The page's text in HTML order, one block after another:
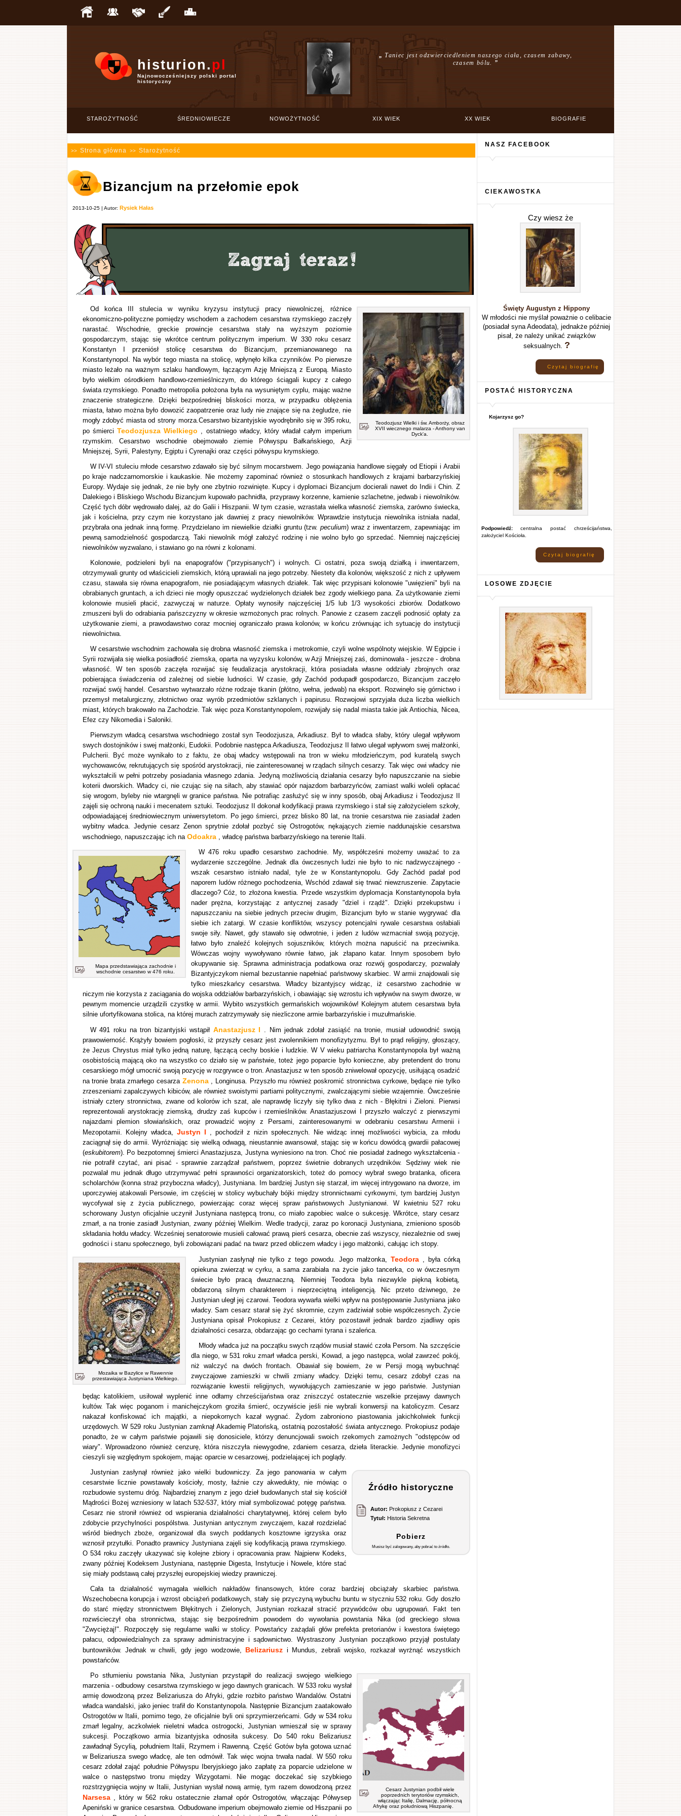
histurion.pl
Najnowocześniejszy polski portal
historyczny
„Taniec jest odzwierciedleniem naszego ciała, czasem zabawy,
czasem bólu.”
STAROŻYTNOŚĆ ŚREDNIOWIECZE NOWOŻYTNOŚĆ XIX WIEK XX WIEK BIOGRAFIE
>> Strona główna >> Starożytność
Bizancjum na przełomie epok
2013-10-25 | Autor: Rysiek Hałas
Teodozjusz Wielki i św. Amborży, obraz
XVII wiecznego malarza - Anthony van
Dyck'a.
Od końca III stulecia w wyniku kryzysu instytucji pracy niewolniczej, różnice
ekonomiczno-polityczne pomiędzy wschodem a zachodem cesarstwa rzymskiego zaczęły
narastać. Wschodnie, greckie prowincje cesarstwa stały na wyższym poziomie
gospodarczym, stając się wkrótce centrum politycznym imperium. W 330 roku cesarz
Konstantyn I przeniósł stolicę cesarstwa do Bizancjum, przemianowanego na
Konstantynopol. Na wybór tego miasta na stolicę, wpłynęło kilka czynników. Po pierwsze
miasto leżało na ważnym szlaku handlowym, łączącym Azję Mniejszą z Europą. Miasto
było wielkim ośrodkiem handlowo-rzemieślniczym, do którego ściągali kupcy z całego
świata rzymskiego. Ponadto metropolia położona była na wysuniętym cyplu, mając ważne
znaczenie strategiczne. Dzięki bezpośredniej bliskości morza, w przypadku oblężenia
miasta, łatwo można było dowozić zaopatrzenie oraz ludy nie znające się na żegludze, nie
mogły zdobyć miasta od strony morza.Cesarstwo bizantyjskie wyodrębniło się w 395 roku,
po śmierci Teodozjusza Wielkiego , ostatniego władcy, który władał całym imperium
rzymskim. Cesarstwo wschodnie obejmowało ziemie Półwyspu Bałkańskiego, Azji
Mniejszej, Syrii, Palestyny, Egiptu i Cyrenajki oraz części półwyspu krymskiego.
W IV-VI stuleciu młode cesarstwo zdawało się być silnym mocarstwem. Jego powiązania handlowe sięgały od Etiopii i Arabii
po kraje nadczarnomorskie i kaukaskie. Nie możemy zapominać również o stosunkach handlowych z krajami barbarzyńskiej
Europy. Wydaje się jednak, że nie były one zbytnio rozwinięte. Kupcy i dyplomaci Bizancjum docierali nawet do Indii i Chin. Z
Dalekiego i Bliskiego Wschodu Bizancjum kupowało pachnidła, przyprawy korzenne, kamienie szlachetne, jedwab i niewolników.
Część tych dóbr wędrowało dalej, aż do Galii i Hiszpanii. W tym czasie, wzrastała wielka własność ziemska, zarówno świecka,
jak i kościelna, przy czym nie korzystano jak dawniej z pracy niewolników. Wprawdzie instytucja niewolnika istniała nadal,
przybrała ona jednak inną formę. Przydzielano im niewielkie działki gruntu (tzw.peculium) wraz z inwentarzem, zapewniając im
pewną samodzielność gospodarczą. Taki niewolnik mógł założyć rodzinę i nie wolno było go sprzedać. Niemniej najczęściej
niewolników wyzwalano, i stawiano go na równi z kolonami.
Kolonowie, podzieleni byli na enapografów ("przypisanych") i wolnych. Ci ostatni, poza swoją działką i inwentarzem,
otrzymywali grunty od właścicieli ziemskich, którą uprawiali na jego potrzeby. Niestety dla kolonów, większość z nich z upływem
czasu, stawała się równa enapografom, nie posiadającym własnych działek. Tak więc przypisani kolonowie "uwięzieni" byli na
obrabianych gruntach, a ich dzieci nie mogły opuszczać wydzielonych działek bez zgody wielkiego pana. Za użytkowanie ziemi
kolonowie musieli płacić, zazwyczaj w naturze. Opłaty wynosiły najczęściej 1/5 lub 1/3 wysokości zbiorów. Dodatkowo
zmuszeni byli do odrabiania pańszczyzny w okresie wzmożonych prac rolnych. Panowie z czasem zaczęli podnosić opłaty za
użytkowanie ziemi, a prawodawstwo coraz mocniej ograniczało prawa kolonów, w końcu zrównując ich sytuację do instytucji
niewolnictwa.
W cesarstwie wschodnim zachowała się drobna własność ziemska i metrokomie, czyli wolne wspólnoty wiejskie. W Egipcie i
Syrii rozwijała się wielka posiadłość ziemska, oparta na wyzysku kolonów, w Azji Mniejszej zaś, dominowała - jeszcze - drobna
własność. W ten sposób zaczęła rozwijać się feudalizacja arystokracji, która posiadała własne oddziały zbrojnych oraz
pobierająca świadczenia od zależnej od siebie ludności. W czasie, gdy Zachód podupadł gospodarczo, Bizancjum zaczęło
rozwijać swój handel. Cesarstwo wytwarzało różne rodzaje tkanin (płótno, wełna, jedwab) na eksport. Rozwinęło się górnictwo i
przemysł metalurgiczny, złotnictwo oraz wyrób przedmiotów szklanych i papirusu. Rozwojowi sprzyjała duża liczba wielkich
miast, których brakowało na Zachodzie. Tak więc poza Konstantynopolem, rozwijały się nadal miasta takie jak Antiochia, Nicea,
Efez czy Nikomedia i Saloniki.
Pierwszym władcą cesarstwa wschodniego został syn Teodozjusza, Arkadiusz. Był to władca słaby, który ulegał wpływom
swych dostojników i swej małżonki, Eudokii. Podobnie następca Arkadiusza, Teodozjusz II łatwo ulegał wpływom swej małżonki,
Pulcherii. Być może wynikało to z faktu, że obaj władcy wstępowali na tron w wieku młodzieńczym, pod kuratelą swych
wychowawców, rekrutujących się spośród arystokracji, nie zainteresowanej w rządach silnych cesarzy. Tak więc owi władcy nie
wykształcili w pełni potrzeby posiadania własnego zdania. Jedyną możliwością działania cesarzy było napuszczanie na siebie
koterii dworskich. Władcy ci, nie czując się na siłach, aby stawiać opór najazdom barbarzyńców, zamiast walki woleli opłacać
się wrogom, byleby nie wtargnęli w granice państwa. Nie potrafiąc zasłużyć się w inny sposób, obaj Arkadiusz i Teodozjusz II
zajęli się ochroną nauki i mecenatem sztuki. Teodozjusz II dokonał kodyfikacji prawa rzymskiego i stał się założycielem szkoły,
odpowiadającej średniowiecznym uniwersytetom. Po jego śmierci, przez blisko 80 lat, na tronie cesarstwa nie zasiadał żaden
wybitny władca. Jedynie cesarz Zenon sprytnie zdołał pozbyć się Ostrogotów, nękających ziemie naddunajskie cesarstwa
wschodniego, napuszczając ich na Odoakra, władcę państwa barbarzyńskiego na terenie Italii.
Mapa przedstawiająca zachodnie i
wschodnie cesarstwo w 476 roku.
W 476 roku upadło cesarstwo zachodnie. My, współcześni możemy uważać to za
wydarzenie szczególne. Jednak dla ówczesnych ludzi nie było to nic nadzwyczajnego -
wszak cesarstwo istniało nadal, tyle że w Konstantynopolu. Gdy Zachód padał pod
naporem ludów różnego pochodzenia, Wschód zdawał się trwać niewzruszenie. Zapytacie
dlaczego? Cóż, to złożona kwestia. Przede wszystkim dyplomacja Konstantynopola była
nader prężna, korzystając z antycznej zasady "dziel i rządź". Dzięki przekupstwu i
napuszczaniu na siebie jednych przeciw drugim, Bizancjum było w stanie wygrywać dla
siebie ich zatargi. W czasie konfliktów, wszyscy potencjalni rywale cesarstwa osłabiali
swoje siły. Nawet, gdy stawało się odwrotnie, i jeden z ludów wzmacniał swoją pozycję,
łatwo było znaleźć kolejnych sojuszników, których można napuścić na przeciwnika.
Wówczas wojny wywoływano równie łatwo, jak złapano katar. Innym sposobem było
okupywanie się. Sprawna administracja podatkowa oraz rozwój gospodarczy, pozwalały
Bizantyjczykom niemal bezustannie napełniać państwowy skarbiec. W armii znajdowali się
tylko mieszkańcy cesarstwa. Władcy bizantyjscy widząc, iż cesarstwo zachodnie w
niczym nie korzysta z zaciągania do wojska oddziałów barbarzyńskich, i obawiając się wzrostu ich wpływów na swym dworze, w
pewnym momencie urządzili czystkę w armii. Wybito wszystkich germańskich wojowników! Kolejnym atutem cesarstwa była
silnie ufortyfikowana stolica, na której murach zatrzymywały się niezliczone armie barbarzyńskie i muzułmańskie.
W 491 roku na tron bizantyjski wstąpił Anastazjusz I . Nim jednak zdołał zasiąść na tronie, musiał udowodnić swoją
prawowierność. Krążyły bowiem pogłoski, iż przyszły cesarz jest zwolennikiem monofizytyzmu. Był to prąd religijny, głoszący,
że Jezus Chrystus miał tylko jedną naturę, łączącą cechy boskie i ludzkie. W V wieku patriarcha Konstantynopola był ważną
osobistością mającą oko na wszystko co działo się w państwie, toteż jego poparcie było konieczne, aby pretendent do tronu
cesarskiego mógł umocnić swoją pozycję w rozgrywce o tron. Anastazjusz w ten sposób zniwelował opozycję, usiłującą osadzić
na tronie brata zmarłego cesarza Zenona, Longinusa. Przyszło mu również poskromić stronnictwa cyrkowe, będące nie tylko
zrzeszeniami zapalczywych kibiców, ale również swoistymi partiami politycznymi, zwalczającymi siebie wzajemnie. Ówcześnie
istniały cztery stronnictwa, zwane od kolorów ich szat, ale naprawdę liczyły się tylko dwa z nich - Błękitni i Zieloni. Pierwsi
reprezentowali arystokrację ziemską, drudzy zaś kupców i rzemieślników. Anastazjuszowi I przyszło walczyć z pierwszymi
najazdami plemion słowiańskich, oraz prowadzić wojny z Persami, zainteresowanymi w odebraniu cesarstwu Armenii i
Mezopotamii. Kolejny władca, Justyn I , pochodził z nizin społecznych. Nie widząc innej możliwości wybicia, za młodu
zaciągnął się do armii. Wyróżniając się wielką odwagą, nieustannie awansował, stając się w końcu dowódcą gwardii pałacowej
(eskubitorem). Po bezpotomnej śmierci Anastazjusza, Justyna wyniesiono na tron. Choć nie posiadał żadnego wykształcenia -
nie potrafił czytać, ani pisać - sprawnie zarządzał państwem, poprzez świetnie dobranych urzędników. Sędziwy wiek nie
pozwalał mu jednak długo utrzymywać pełni sprawności organizatorskich, toteż do pomocy wybrał swego bratanka, oficera
scholarchów (konna straż przyboczna władcy), Justyniana. Im bardziej Justyn się starzał, im więcej intrygowano na dworze, im
uporczywiej atakowali Persowie, im częściej w stolicy wybuchały bójki między stronnictwami cyrkowymi, tym bardziej Justyn
wycofywał się z życia publicznego, powierzając coraz więcej spraw państwowych Justynianowi. W kwietniu 527 roku
schorowany Justyn oficjalnie uczynił Justyniana następcą tronu, co miało zapobiec walce o sukcesję. Wkrótce, stary cesarz
zmarł, a na tronie zasiadł Justynian, zwany później Wielkim. Wedle tradycji, zaraz po koronacji Justyniana, zmieniono sposób
składania hołdu władcy. Wcześniej senatorowie musieli całować prawą pierś cesarza, obecnie zaś wszyscy, niezależnie od swej
godności i stanu społecznego, byli zobowiązani padać na twarz przed obliczem władcy i jego małżonki, całując ich stopy.
Mozaika w Bazylice w Rawennie
przestawiająca Justyniana Wielkiego.
Justynian zasłynął nie tylko z tego powodu. Jego małżonka, Teodora, była córką
opiekuna zwierząt w cyrku, a sama zarabiała na życie jako tancerka, co w ówczesnym
świecie było pracą dwuznaczną. Niemniej Teodora była niezwykle piękną kobietą,
obdarzoną silnym charakterem i nieprzeciętną inteligencją. Nic przeto dziwnego, że
Justynian uległ jej czarowi. Teodora wywarła wielki wpływ na postępowanie Justyniana jako
władcy. Sam cesarz starał się żyć skromnie, czym zadziwiał sobie współczesnych. Życie
Justyniana opisał Prokopiusz z Cezarei, który pozostawił jednak bardzo zjadliwy opis
działalności cesarza, obdarzając go cechami tyrana i szaleńca.
Młody władca już na początku swych rządów musiał stawić czoła Persom. Na szczęście
dla niego, w 531 roku zmarł władca perski, Kowad, a jego następca, wolał zawrzeć pokój,
niż walczyć na dwóch frontach. Obawiał się bowiem, że w Persji mogą wybuchnąć
zwyczajowe zamieszki w chwili zmiany władcy. Dzięki temu, cesarz zdobył czas na
rozwiązanie kwestii religijnych, wywołujących zamieszanie w jego państwie. Justynian
będąc katolikiem, usiłował wyplenić inne odłamy chrześcijaństwa oraz zniszczyć ostatecznie wszelkie przejawy dawnych
kultów. Tak więc poganom i manichejczykom groziła śmierć, oczywiście jeśli nie wybrali konwersji na katolicyzm. Cesarz
nakazał konfiskować ich majątki, a niepokornych kazał wygnać. Żydom zabroniono piastowania jakichkolwiek funkcji
urzędowych. W 529 roku Justynian zamknął Akademię Platońską, ostatnią pozostałość świata antycznego. Prokopiusz podaje
ponadto, że w całym państwie pojawili się donosiciele, którzy denuncjowali swoich rzekomych zamożnych "odstępców od
wiary". Wprowadzono również cenzurę, która niszczyła niewygodne, zdaniem cesarza, dzieła literackie. Jedynie monofizyci
cieszyli się względnym spokojem, mając oparcie w cesarzowej, podzielającej ich poglądy.
Źródło historyczne
Autor: Prokopiusz z Cezarei
Tytuł: Historia Sekretna
Pobierz
Musisz być zalogowany, aby pobrać to źródło.
Justynian zasłynął również jako wielki budowniczy. Za jego panowania w całym
cesarstwie licznie powstawały kościoły, mosty, łaźnie czy akwedukty, nie mówiąc o
rozbudowie systemu dróg. Najbardziej znanym z jego dzieł budowlanych stał się kościół
Mądrości Bożej wzniesiony w latach 532-537, który miał symbolizować potęgę państwa.
Cesarz nie stronił również od wspierania działalności charytatywnej, której celem było
zdobycie przychylności pospólstwa. Justynian antycznym zwyczajem, kazał rozdzielać
wśród biednych zboże, organizował dla swych poddanych kosztowne igrzyska oraz
wznosił przytułki. Ponadto prawnicy Justyniana zajęli się kodyfikacją prawa rzymskiego.
O 534 roku zaczęły ukazywać się kolejne zbiory i opracowania praw. Najpierw Kodeks,
zwany później Kodeksem Justyniana, następnie Digesta, Instytucje i Nowele, które stać
się miały podstawą całej przyszłej europejskiej wiedzy prawniczej.
Cała ta działalność wymagała wielkich nakładów finansowych, które coraz bardziej obciążały skarbiec państwa.
Wszechobecna korupcja i wzrost obciążeń podatkowych, stały się przyczyną wybuchu buntu w styczniu 532 roku. Gdy doszło
do starć między stronnictwem Błękitnych i Zielonych, Justynian rozkazał stracić przywódców obu ugrupowań. Fakt ten
rozwścieczył oba stronnictwa, stając się bezpośrednim powodem do wywołania powstania Nika (od greckiego słowa
"Zwyciężaj!". Rozpoczęły się regularne walki w stolicy. Powstańcy zażądali głów prefekta pretorianów i kwestora świętego
pałacu, odpowiedzialnych za sprawy administracyjne i sądownictwo. Wystraszony Justynian początkowo przyjął postulaty
buntowników. Jednak w chwili, gdy jego wodzowie, Belizariusz i Mundus, zebrali wojsko, rozkazał wyrżnąć wszystkich
powstańców.
Cesarz Justynian podbił wiele
poprzednich terytoriów rzymskich,
włączając Italię, Dalmację, północną
Afrykę oraz południową Hiszpanię.
Po stłumieniu powstania Nika, Justynian przystąpił do realizacji swojego wielkiego
marzenia - odbudowy cesarstwa rzymskiego w jego dawnych granicach. W 533 roku wysłał
armię dowodzoną przez Belizariusza do Afryki, gdzie rozbito państwo Wandalów. Ostatni
władca wandalski, jako jeniec trafił do Konstantynopola. Następnie Bizancjum zaatakowało
Ostrogotów w Italii, pomimo tego, że oficjalnie byli oni sprzymierzeńcami. Gdy w 534 roku
zmarł legalny, aczkolwiek nieletni władca ostrogocki, Justynian wmieszał się w sprawy
sukcesji. Początkowo armia bizantyjska odnosiła sukcesy. Do 540 roku Belizariusz
zawładnął Sycylią, południem Italii, Rzymem i Rawenną. Część Gotów była gotowa uznać
w Belizariusza swego władcę, ale ten odmówił. Tak więc wojna trwała nadal. W 550 roku
cesarz zdołał zająć południe Półwyspu Iberyjskiego jako zapłatę za poparcie udzielone w
walce o następstwo tronu między Wizygotami. Nie mogąc doczekać się szybkiego
rozstrzygnięcia wojny w Italii, Justynian wysłał nową armię, tym razem dowodzoną przez
Narsesa, który w 562 roku ostatecznie złamał opór Ostrogotów, włączając Półwysep
Apeniński w granice cesarstwa. Odbudowane imperium obejmowało ziemie od Hiszpanii po
NASZ FACEBOOK
CIEKAWOSTKA
Czy wiesz że
Święty Augustyn z Hippony
W młodości nie myślał poważnie o celibacie
(posiadał syna Adeodata), jednakże później
pisał, że należy unikać związków
seksualnych. ?
Czytaj biografię
POSTAĆ HISTORYCZNA
Kojarzysz go?
Podpowiedź:centralna postać chrześcijaństwa,
założyciel Kościoła.
Czytaj biografię
LOSOWE ZDJĘCIE